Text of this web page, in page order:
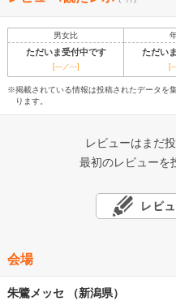
男女比
ただいま受付中です ただい
[---／---]
※掲載されている情報は投稿されたデータを
ります。
レビューはまだ
最初のレビューを
会場
朱鷺メッセ （新潟県）